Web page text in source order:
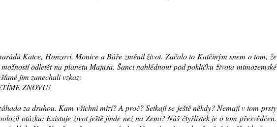
Katce, Honzovi, Monice a Báře změnil život. Začalo to Katčiným snem o tom, že
odletět na planetu Majusa. Šanci nahlédnout pod pokličku života mimozemské
jim zanechali vzkaz:
ZNOVU!
za druhou. Kam všichni mizí? A proč? Setkají se ještě někdy? Nemají v tom prsty
otázku: Existuje život ještě jinde než na Zemi? Náš čtyřlístek je o tom přesvědčen.